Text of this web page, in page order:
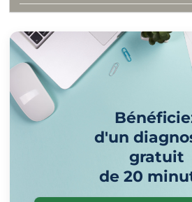
d'un
gratuit
de 20